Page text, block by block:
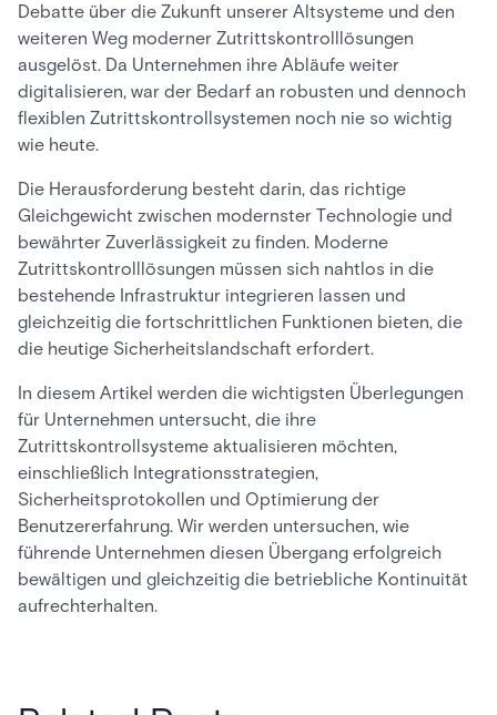
Debatte über die Zukunft unserer Altsysteme und den
weiteren Weg moderner Zutrittskontrolllösungen
ausgelöst. Da Unternehmen ihre Abläufe weiter
digitalisieren, war der Bedarf an robusten und dennoch
flexiblen Zutrittskontrollsystemen noch nie so wichtig
wie heute.
Die Herausforderung besteht darin, das richtige
Gleichgewicht zwischen modernster Technologie und
bewährter Zuverlässigkeit zu finden. Moderne
Zutrittskontrolllösungen müssen sich nahtlos in die
bestehende Infrastruktur integrieren lassen und
gleichzeitig die fortschrittlichen Funktionen bieten, die
die heutige Sicherheitslandschaft erfordert.
In diesem Artikel werden die wichtigsten Überlegungen
für Unternehmen untersucht, die ihre
Zutrittskontrollsysteme aktualisieren möchten,
einschließlich Integrationsstrategien,
Sicherheitsprotokollen und Optimierung der
Benutzererfahrung. Wir werden untersuchen, wie
führende Unternehmen diesen Übergang erfolgreich
bewältigen und gleichzeitig die betriebliche Kontinuität
aufrechterhalten.